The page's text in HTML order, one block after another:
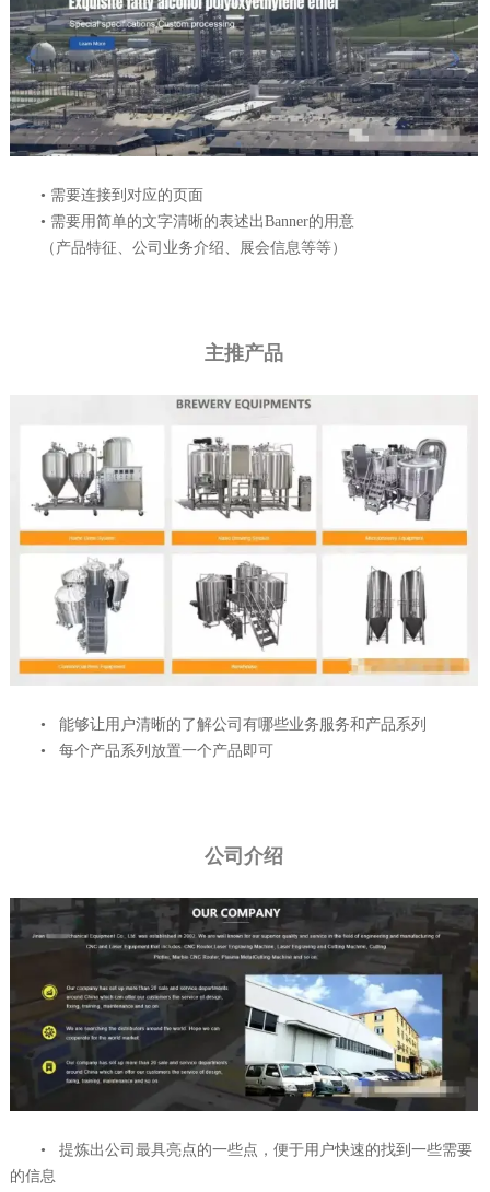
• 需要连接到对应的页面
• 需要用简单的文字清晰的表述出Banner的用意
（产品特征、公司业务介绍、展会信息等等）
主推产品
• 能够让用户清晰的了解公司有哪些业务服务和产品系列
• 每个产品系列放置一个产品即可
公司介绍
• 提炼出公司最具亮点的一些点，便于用户快速的找到一些需要
的信息